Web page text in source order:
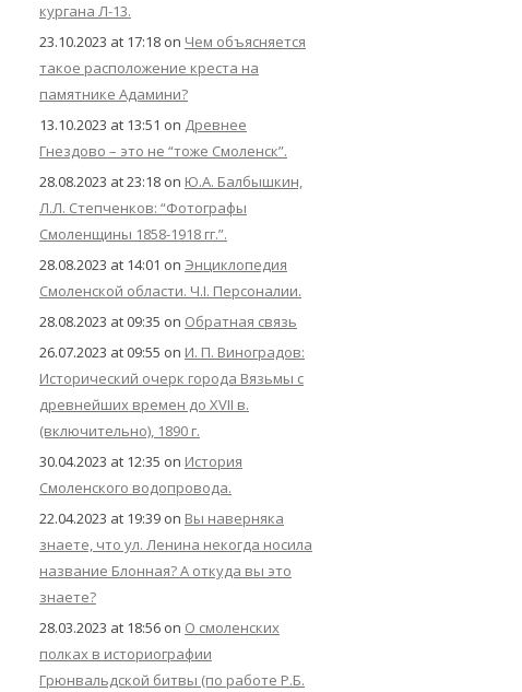
кургана Л-13.
23.10.2023 at 17:18 on Чем объясняется
такое расположение креста на
памятнике Адамини?
13.10.2023 at 13:51 on Древнее
Гнездово – это не “тоже Смоленск”.
28.08.2023 at 23:18 on Ю.А. Балбышкин,
Л.Л. Степченков: “Фотографы
Смоленщины 1858-1918 гг.”.
28.08.2023 at 14:01 on Энциклопедия
Смоленской области. Ч.I. Персоналии.
28.08.2023 at 09:35 on Обратная связь
26.07.2023 at 09:55 on И. П. Виноградов:
Исторический очерк города Вязьмы с
древнейших времен до XVII в.
(включительно), 1890 г.
30.04.2023 at 12:35 on История
Смоленского водопровода.
22.04.2023 at 19:39 on Вы наверняка
знаете, что ул. Ленина некогда носила
название Блонная? А откуда вы это
знаете?
28.03.2023 at 18:56 on О смоленских
полках в историографии
Грюнвальдской битвы (по работе Р.Б.